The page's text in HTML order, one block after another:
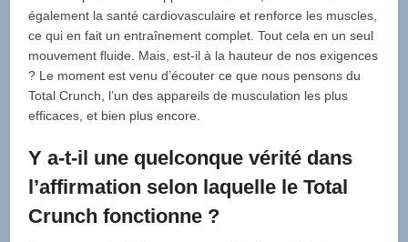
également la santé cardiovasculaire et renforce les muscles,
ce qui en fait un entraînement complet. Tout cela en un seul
mouvement fluide. Mais, est-il à la hauteur de nos exigences
? Le moment est venu d’écouter ce que nous pensons du
Total Crunch, l’un des appareils de musculation les plus
efficaces, et bien plus encore.
Y a-t-il une quelconque vérité dans
l’affirmation selon laquelle le Total
Crunch fonctionne ?